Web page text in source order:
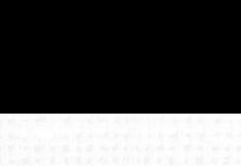
de tendre